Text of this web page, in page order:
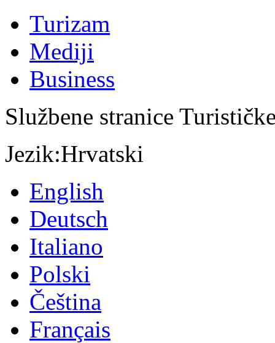
Turizam
Mediji
Business
Službene stranice
Jezik:Hrvatski
English
Deutsch
Italiano
Polski
Čeština
Français